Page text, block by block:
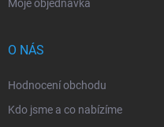
Moje objednávka
O NÁS
Hodnocení obchodu
Kdo jsme a co nabízíme